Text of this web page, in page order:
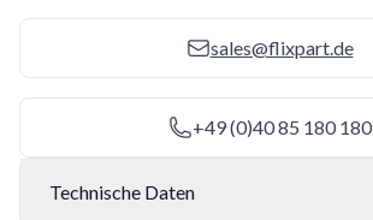
sales@flixpart.de
+49 (0)40 85 180 180
Technische Daten